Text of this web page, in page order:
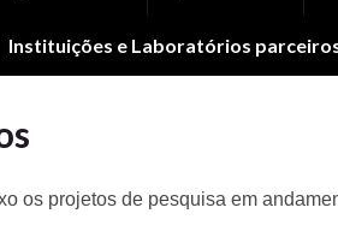
Instituições e Laboratórios
os projetos de pesquisa em